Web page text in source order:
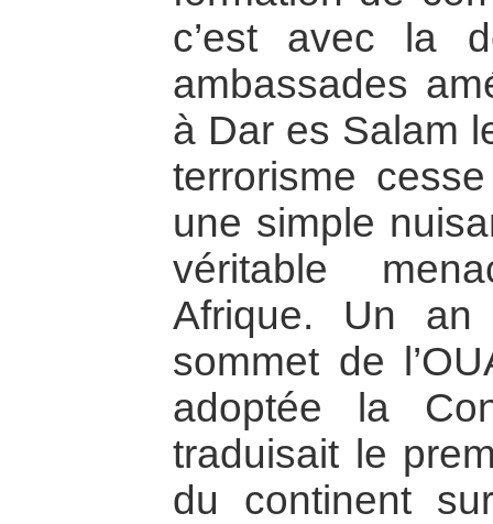
c’est avec la
ambassades
à Dar es Salam
terrorisme
une simple
véritable
Afrique. Un
sommet de
adoptée la
traduisait le
du continent